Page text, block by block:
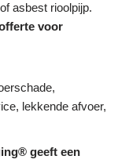
asbest rioolpijp.
voor
lekkende afvoer,
geeft een